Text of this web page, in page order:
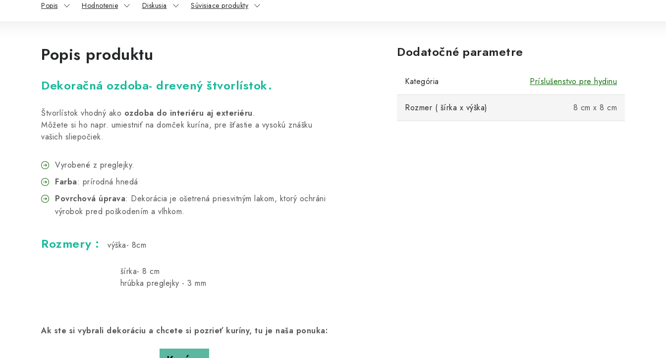
Popis Hodnotenie Diskusia Súvisiace produkty
Popis produktu
Dekoračná ozdoba- drevený štvorlístok.
Štvorlístok vhodný ako ozdoba do interiéru aj exteriéru.
Môžete si ho napr. umiestniť na domček kurína, pre šťastie a vysokú znášku
vašich sliepočiek.
Vyrobené z preglejky.
Farba: prírodná hnedá
Povrchová úprava: Dekorácia je ošetrená priesvitným lakom, ktorý ochráni
výrobok pred poškodením a vlhkom.
Rozmery : výška- 8cm
šírka- 8 cm
hrúbka preglejky - 3 mm
Ak ste si vybrali dekoráciu a chcete si pozrieť kuríny, tu je naša ponuka:
Dodatočné parametre
Kategória Príslušenstvo pre hydinu
Rozmer ( šírka x výška) 8 cm x 8 cm